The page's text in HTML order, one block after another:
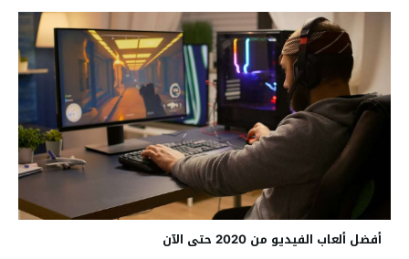
أفضل ألعاب الفيديو من 2020 حتى الآن